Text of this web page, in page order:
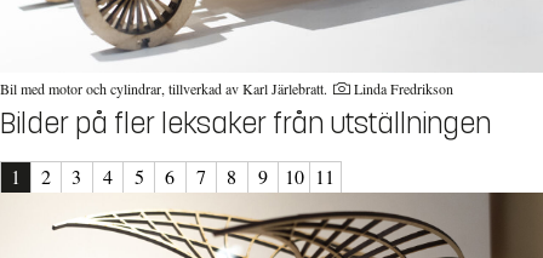
Bil med motor och cylindrar, tillverkad av Karl Järlebratt. Linda Fredrikson
Bilder på fler leksaker från utställningen
1 2 3 4 5 6 7 8 9 10 11